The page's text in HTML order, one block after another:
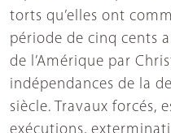
torts qu’elles ont
période de cinq cents
de l’Amérique par
indépendances de la
siècle. Travaux forcés,